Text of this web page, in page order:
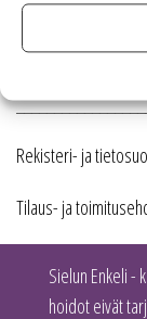
Rekisteri- ja
Tilaus- ja
Sielun Enkeli -
hoidot eivät